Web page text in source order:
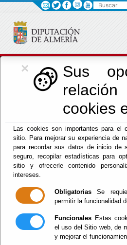
×
Sus
cookies
Las cookies son importantes para el
sitio. Para mejorar su experiencia de
para recordar sus datos de inicio de
seguro, recopilar estadísticas para
sitio y ofrecerle contenido
intereses.
Obligatorias Se
permitir la funcionalidad
Funcionales Estas
el uso del Sitio web, de
y mejorar el
Cultura,
Identidad
Menú
Inicio -Cultura y Cine -
Objetivos
Área
Área de Cultura de la
Buscar